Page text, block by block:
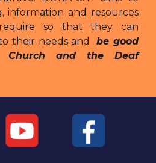
information and resources
so that they can
their needs andbe good
and the Deaf